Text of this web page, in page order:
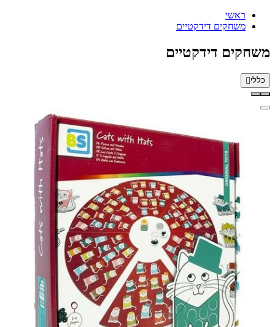
ראשי
משחקים דידקטיים
משחקים דידקטיים
כללי